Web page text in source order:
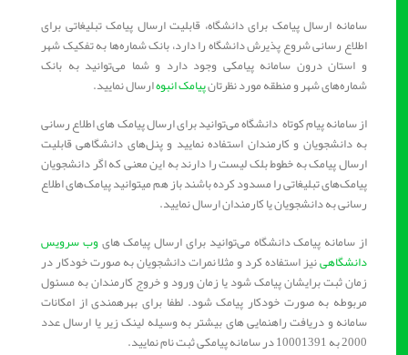
سامانه ارسال پیامک برای دانشگاه، قابلیت ارسال پیامک تبلیغاتی برای
اطلاع رسانی شروع پذیرش دانشگاه را دارد، بانک شماره‌ها به تفکیک شهر
و استان درون سامانه پیامکی وجود دارد و شما می‌توانید به بانک
شماره‌های شهر و منطقه مورد نظرتانپیامک انبوهارسال نمایید.
از سامانه پیام کوتاه دانشگاه می‌توانید برای ارسال پیامک های اطلاع‌ رسانی
به دانشجویان و کارمندان استفاده نمایید و پنل‌های دانشگاهی قابلیت
ارسال پیامک به خطوط بلک لیست را دارند به این معنی که اگر دانشجویان
پیامک‌های تبلیغاتی را مسدود کرده‌ باشند باز هم میتوانید پیامک‌های اطلاع
رسانی به دانشجویان یا کارمندان ارسال نمایید.
از سامانه پیامک دانشگاه می‌توانید برای ارسال پیامک هایوب سرویس
دانشگاهینیز استفاده کرد و مثلا نمرات دانشجویان به‌ صورت خودکار در
زمان ثبت برایشان پیامک شود یا زمان ورود و خروج کارمندان به مسئول
مربوطه به صورت خودکار پیامک شود. لطفا برای بهرهمندی از امکانات
سامانه و دریافت راهنمایی های بیشتر به وسیله لینک زیر یا ارسال عدد
2000 به 10001391 در سامانه پیامکی ثبت نام نمایید.